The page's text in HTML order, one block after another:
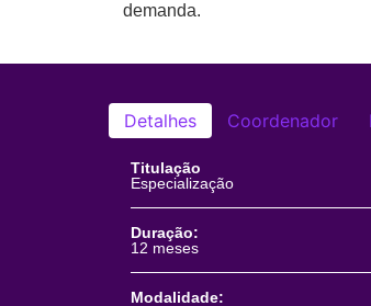
demanda.
Detalhes Coordenador
Titulação
Especialização
Duração:
12 meses
Modalidade: